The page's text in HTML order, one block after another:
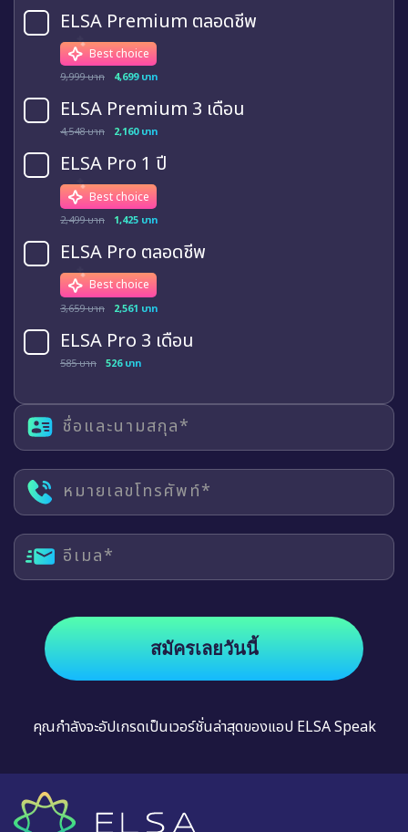
ELSA Premium ตลอดชีพ
Best choice
9,999 บาท 4,699 บาท
ELSA Premium 3 เดือน
4,548 บาท 2,160 บาท
ELSA Pro 1 ปี
Best choice
2,499 บาท 1,425 บาท
ELSA Pro ตลอดชีพ
Best choice
3,659 บาท 2,561 บาท
ELSA Pro 3 เดือน
585 บาท 526 บาท
ชื่อและนามสกุล*
หมายเลขโทรศัพท์*
อีเมล*
สมัครเลยวันนี้
คุณกำลังจะอัปเกรดเป็นเวอร์ชั่นล่าสุดของแอป ELSA Speak